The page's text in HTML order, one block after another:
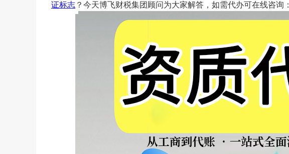
证标志 ？ 今天博飞财税集团顾问为大家解答，如需代办可在线咨询：